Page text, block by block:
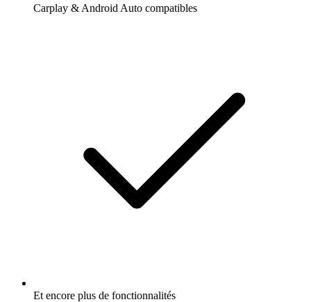
Carplay & Android Auto compatibles
Et encore plus de fonctionnalités